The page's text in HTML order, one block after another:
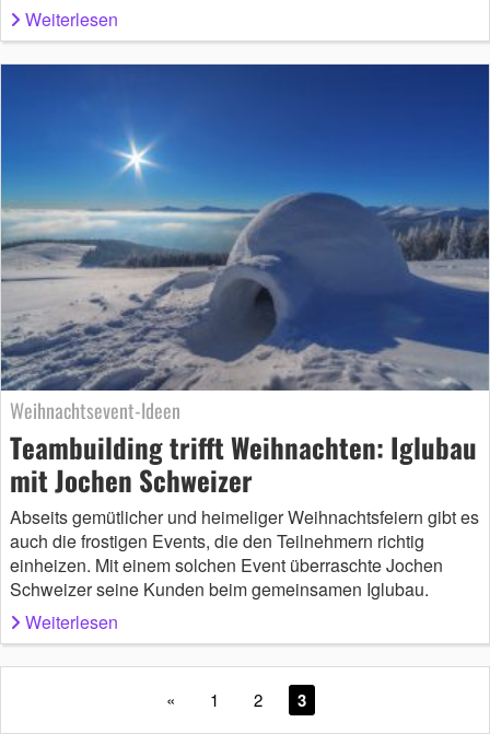
Weiterlesen
Weihnachtsevent-Ideen
Teambuilding trifft Weihnachten: Iglubau
mit Jochen Schweizer
Abseits gemütlicher und heimeliger Weihnachtsfeiern gibt es
auch die frostigen Events, die den Teilnehmern richtig
einheizen. Mit einem solchen Event überraschte Jochen
Schweizer seine Kunden beim gemeinsamen Iglubau.
Weiterlesen
« 1 2 3